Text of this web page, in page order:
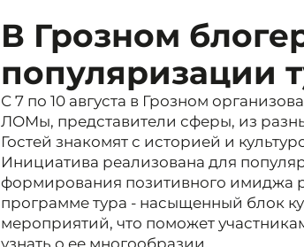
В Грозном
популяризации
С 7 по 10 августа в Грозном
ЛОМы, представители сферы, из
Гостей знакомят с историей и
Инициатива реализована для
формирования позитивного имиджа
программе тура - насыщенный блок
мероприятий, что поможет